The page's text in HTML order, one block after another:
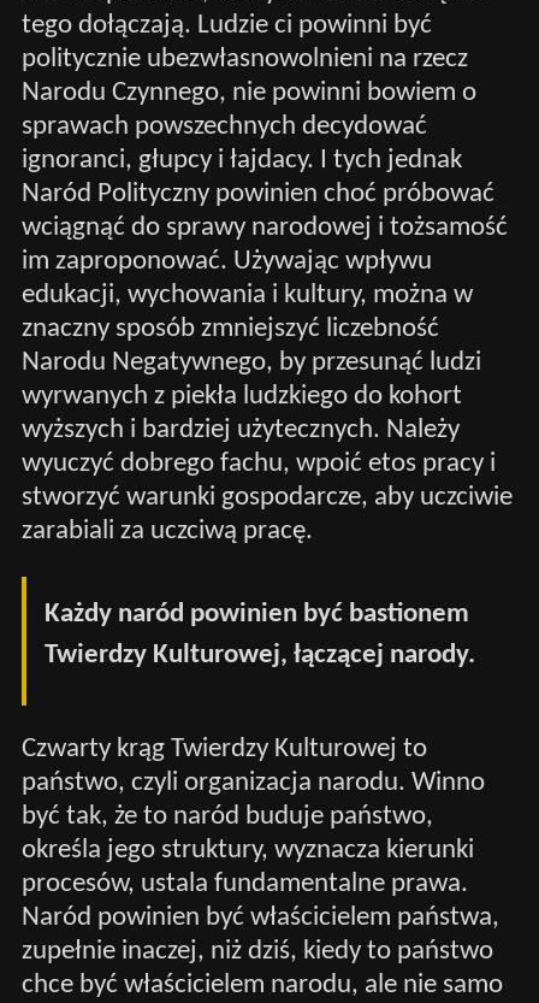
tego dołączają. Ludzie ci powinni być
politycznie ubezwłasnowolnieni na rzecz
Narodu Czynnego, nie powinni bowiem o
sprawach powszechnych decydować
ignoranci, głupcy i łajdacy. I tych jednak
Naród Polityczny powinien choć próbować
wciągnąć do sprawy narodowej i tożsamość
im zaproponować. Używając wpływu
edukacji, wychowania i kultury, można w
znaczny sposób zmniejszyć liczebność
Narodu Negatywnego, by przesunąć ludzi
wyrwanych z piekła ludzkiego do kohort
wyższych i bardziej użytecznych. Należy
wyuczyć dobrego fachu, wpoić etos pracy i
stworzyć warunki gospodarcze, aby uczciwie
zarabiali za uczciwą pracę.
Każdy naród powinien być bastionem
Twierdzy Kulturowej, łączącej narody.
Czwarty krąg Twierdzy Kulturowej to
państwo, czyli organizacja narodu. Winno
być tak, że to naród buduje państwo,
określa jego struktury, wyznacza kierunki
procesów, ustala fundamentalne prawa.
Naród powinien być właścicielem państwa,
zupełnie inaczej, niż dziś, kiedy to państwo
chce być właścicielem narodu, ale nie samo